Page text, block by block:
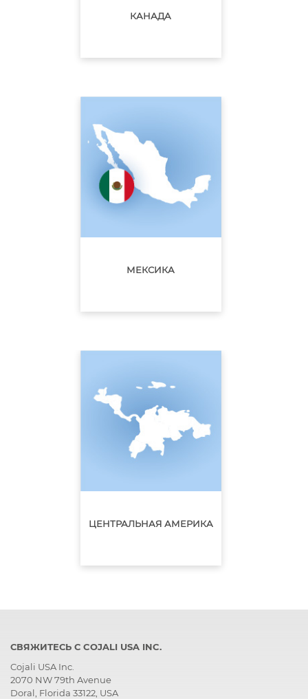
КАНАДА
МЕКСИКА
ЦЕНТРАЛЬНАЯ АМЕРИКА
СВЯЖИТЕСЬ С COJALI USA INC.
Cojali USA Inc.
2070 NW 79th Avenue
Doral, Florida 33122, USA